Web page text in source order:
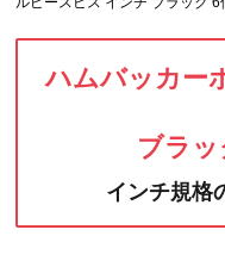
ハムバッカー
ブラ
インチ規格